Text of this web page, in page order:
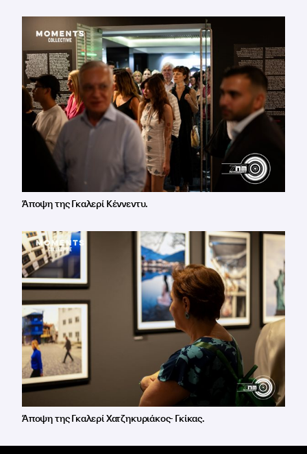
Άποψη της Γκαλερί Κέννεντυ.
Άποψη της Γκαλερί Χατζηκυριάκος- Γκίκας.